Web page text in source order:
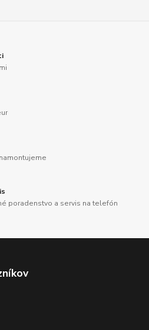
poradenstvo a servis na telefón